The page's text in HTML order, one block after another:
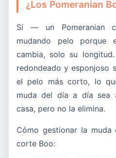
¿Los Pomeranian
Sí — un Pomeranian
mudando pelo
cambia, solo su
redondeado y esponjoso
el pelo más corto, lo
muda del día a día sea
casa, pero no la elimina.
Cómo gestionar la muda
corte Boo: